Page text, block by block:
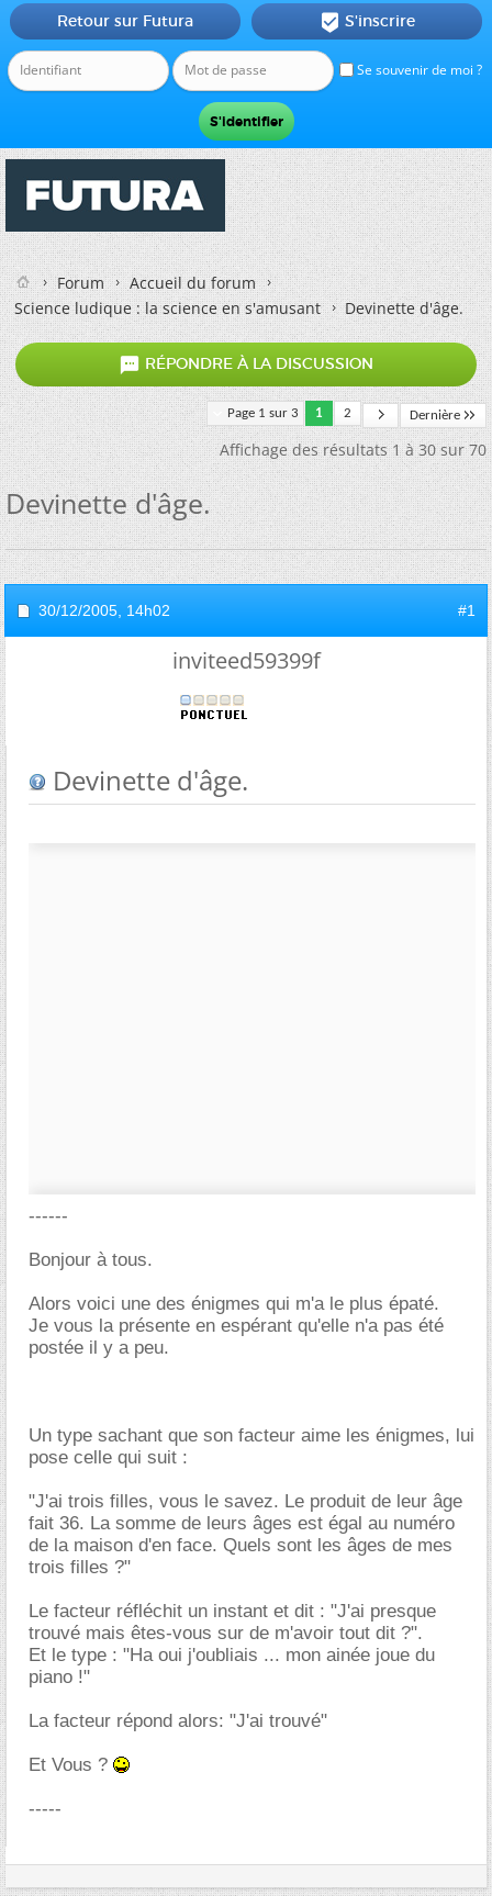
Se souvenir de moi ?
Retour sur Futura  S'inscrire
Forum
Accueil du forum
Science ludique : la science en s'amusant
Devinette d'âge.
 RÉPONDRE À LA DISCUSSION
Page 1 sur 3 1 2 Dernière
Affichage des résultats 1 à 30 sur 70
Devinette d'âge.
30/12/2005, 14h02 #1
inviteed59399f
Devinette d'âge.
------
Bonjour à tous.
Alors voici une des énigmes qui m'a le plus épaté.
Je vous la présente en espérant qu'elle n'a pas été
postée il y a peu.
Un type sachant que son facteur aime les énigmes, lui
pose celle qui suit :
"J'ai trois filles, vous le savez. Le produit de leur âge
fait 36. La somme de leurs âges est égal au numéro
de la maison d'en face. Quels sont les âges de mes
trois filles ?"
Le facteur réfléchit un instant et dit : "J'ai presque
trouvé mais êtes-vous sur de m'avoir tout dit ?".
Et le type : "Ha oui j'oubliais ... mon ainée joue du
piano !"
La facteur répond alors: "J'ai trouvé"
Et Vous ?
-----